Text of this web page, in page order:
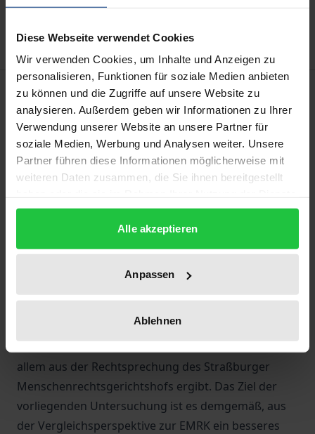
Diese Webseite verwendet Cookies
Wir verwenden Cookies, um Inhalte und Anzeigen zu
personalisieren, Funktionen für soziale Medien anbieten
zu können und die Zugriffe auf unsere Website zu
analysieren. Außerdem geben wir Informationen zu Ihrer
Verwendung unserer Website an unsere Partner für
soziale Medien, Werbung und Analysen weiter. Unsere
Partner führen diese Informationen möglicherweise mit
weiteren Daten zusammen, die Sie ihnen bereitgestellt
gesammelt haben.
Alle akzeptieren
Anpassen
Ablehnen
Beschreibung
Der Grundrechtsschutz auf europäischer Ebene ist
schon seit geraumer Zeit ein bedeutsames Thema
der rechtswissenschaftlichen Forschung. In
Europäischen Gerichtshofs vor allem mit derjenigen
des Bundesverfassungsgerichts verglichen worden.
Die vorliegende Untersuchung löst sich von dieser
»germanozentrischen« Sicht der Dinge und zieht
Grundrechtsverständnis der Europäischen
allem aus der Rechtsprechung des Straßburger
Menschenrechtsgerichtshofs ergibt. Das Ziel der
vorliegenden Untersuchung ist es demgemäß, aus
der Vergleichsperspektive zur EMRK ein besseres